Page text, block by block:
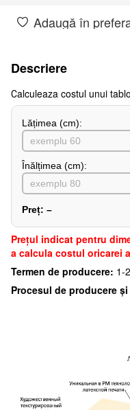
Adaugă în
Descriere
Сalculeaza costul unui
Lățimea (сm):
Înălțimea (cm):
Preț: –
Preţul indicat pentru
a calcula costul oricarei
Termen de producere: 1-
Procesul de producere